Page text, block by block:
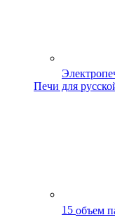
Печи для
15 объем